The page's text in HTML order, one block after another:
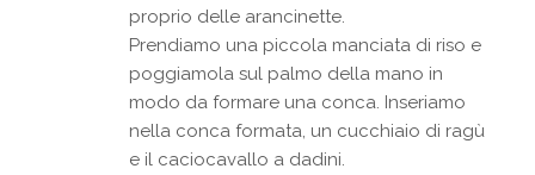
proprio delle arancinette.
Prendiamo una piccola manciata di riso e
poggiamola sul palmo della mano in
modo da formare una conca. Inseriamo
nella conca formata, un cucchiaio di ragù
e il caciocavallo a dadini.